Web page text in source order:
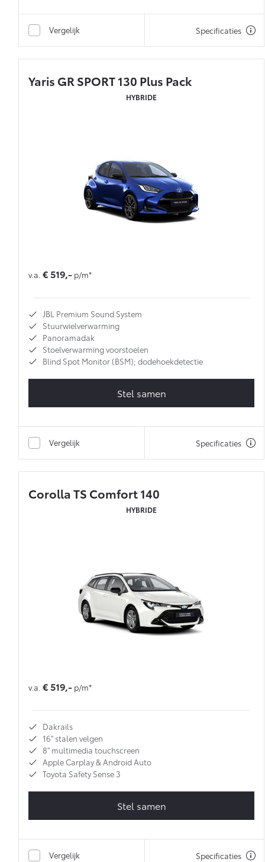
Vergelijk Specificaties
Yaris GR SPORT 130 Plus Pack
HYBRIDE
v.a. € 519,- p/m*
JBL Premium Sound System
Stuurwielverwarming
Panoramadak
Stoelverwarming voorstoelen
Blind Spot Monitor (BSM); dodehoekdetectie
Stel samen
Vergelijk Specificaties
Corolla TS Comfort 140
HYBRIDE
v.a. € 519,- p/m*
Dakrails
16'' stalen velgen
8'' multimedia touchscreen
Apple Carplay & Android Auto
Toyota Safety Sense 3
Stel samen
Vergelijk Specificaties